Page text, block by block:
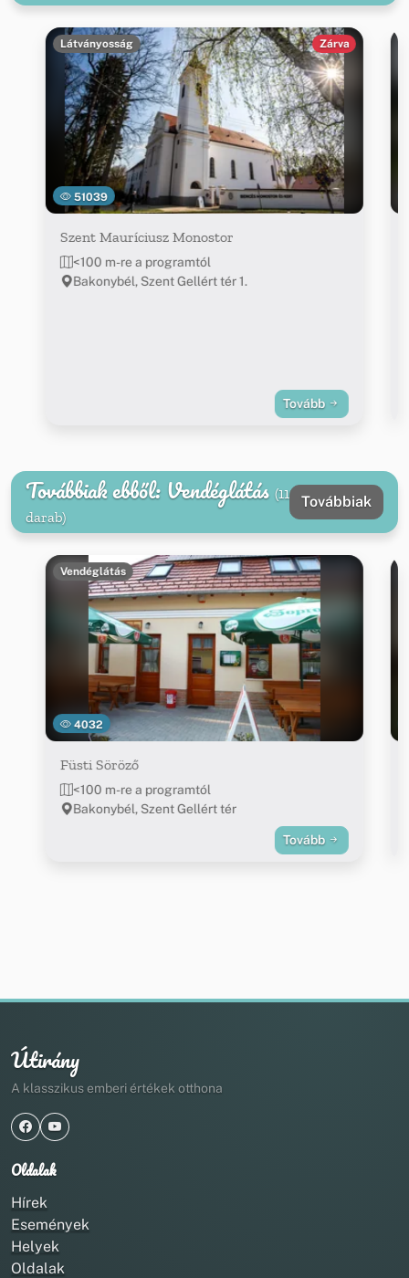
51039
Látványosság Zárva
Szent Mauríciusz Monostor
<100 m-re a programtól
Bakonybél, Szent Gellért tér 1.
Tovább
Továbbiak ebből: Vendéglátás (11
darab)
Továbbiak
4032
Vendéglátás
Füsti Söröző
<100 m-re a programtól
Bakonybél, Szent Gellért tér
Tovább
Útirány
A klasszikus emberi értékek otthona
Oldalak
Hírek
Események
Helyek
Oldalak